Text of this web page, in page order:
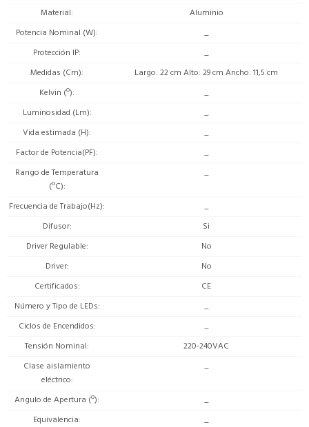
Material
Aluminio
Potencia Nominal (W)
_
Protección IP
_
Medidas (Cm)
Largo: 22 cm Alto: 29 cm Ancho: 11,5 cm
Kelvin (º)
_
Luminosidad (Lm)
_
Vida estimada (H)
_
Factor de Potencia(PF)
_
Rango de Temperatura
(ºC)
_
Frecuencia de Trabajo(Hz)
_
Difusor
Si
Driver Regulable
No
Driver
No
Certificados
CE
Número y Tipo de LEDs
_
Ciclos de Encendidos
_
Tensión Nominal
220-240VAC
Clase aislamiento
eléctrico
_
Angulo de Apertura (º)
_
Equivalencia
_